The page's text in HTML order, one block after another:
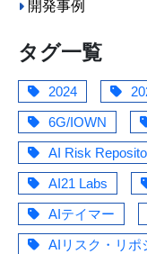
開発事例
タグ一覧
2024
6G/IOWN
AI Risk
AI21 Labs
AIテイマー
AIリスク・リポ